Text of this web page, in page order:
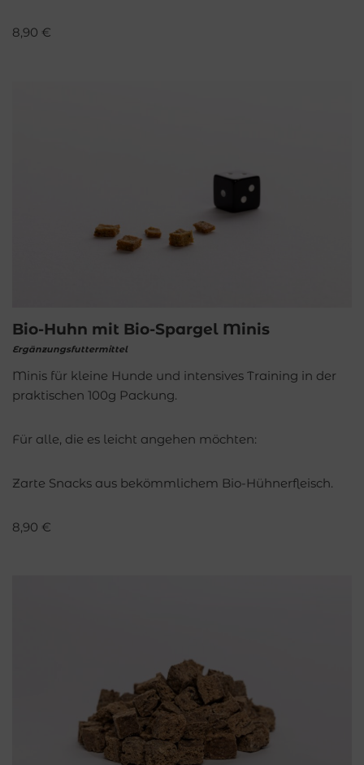
8,90 €
Bio-Huhn mit Bio-Spargel Minis
Ergänzungsfuttermittel
Minis für kleine Hunde und intensives Training in der
praktischen 100g Packung.
Für alle, die es leicht angehen möchten:
Zarte Snacks aus bekömmlichem Bio-Hühnerfleisch.
8,90 €